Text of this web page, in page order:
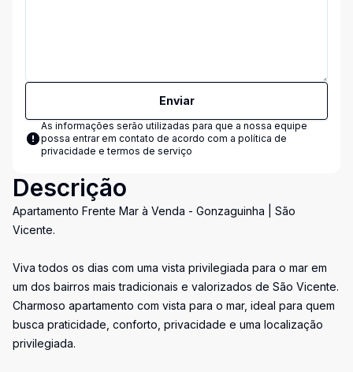
Enviar
As informações serão utilizadas para que a nossa equipe
possa entrar em contato de acordo com a política de
privacidade e termos de serviço
Descrição
Apartamento Frente Mar à Venda - Gonzaguinha | São
Vicente.
Viva todos os dias com uma vista privilegiada para o mar em
um dos bairros mais tradicionais e valorizados de São Vicente.
Charmoso apartamento com vista para o mar, ideal para quem
busca praticidade, conforto, privacidade e uma localização
privilegiada.